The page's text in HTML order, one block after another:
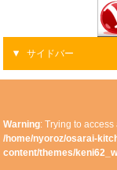
サイドバー
Warning: Trying to
/home/nyoroz/osarai-
content/themes/